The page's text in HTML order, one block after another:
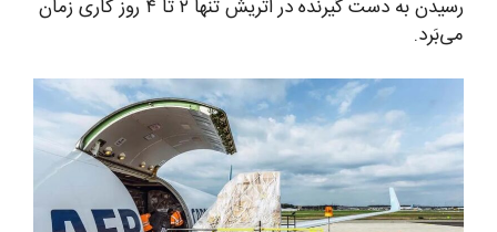
رسیدن به دست گیرنده در اتریش تنها ۲ تا ۴ روز کاری زمان
می‌بَرد.